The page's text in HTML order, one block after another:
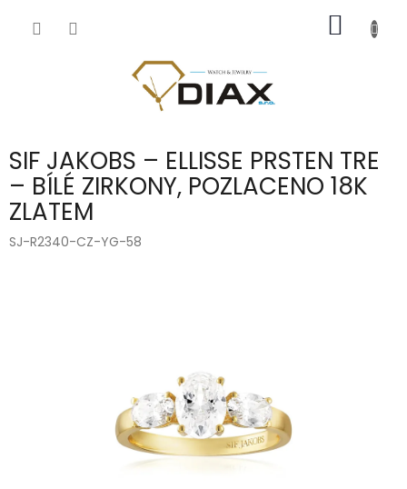
KOŠÍK
SIF JAKOBS – ELLISSE PRSTEN TRE
– BÍLÉ ZIRKONY, POZLACENO 18K
ZLATEM
SJ-R2340-CZ-YG-58